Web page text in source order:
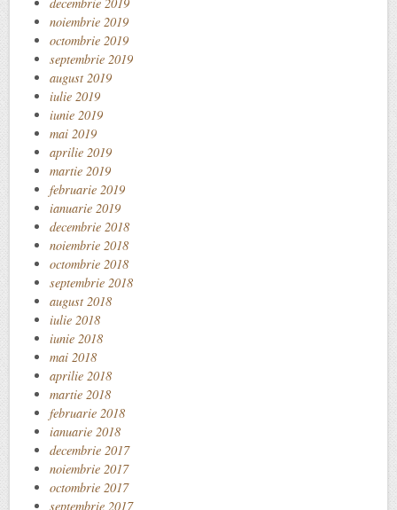
noiembrie 2019
octombrie 2019
septembrie 2019
august 2019
iulie 2019
iunie 2019
mai 2019
aprilie 2019
martie 2019
februarie 2019
ianuarie 2019
decembrie 2018
noiembrie 2018
octombrie 2018
septembrie 2018
august 2018
iulie 2018
iunie 2018
mai 2018
aprilie 2018
martie 2018
februarie 2018
ianuarie 2018
decembrie 2017
noiembrie 2017
octombrie 2017
septembrie 2017